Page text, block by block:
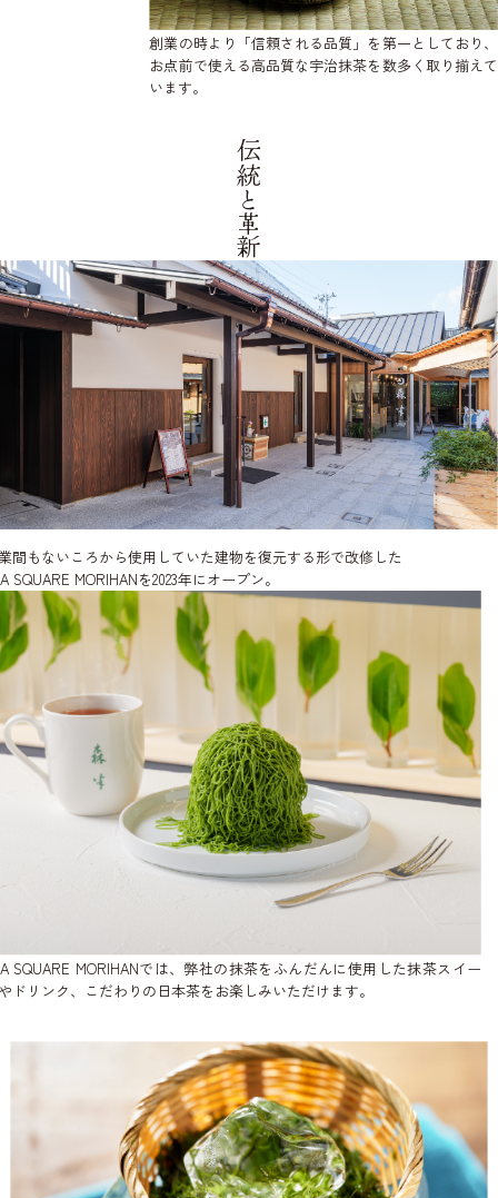
創業の時より「信頼される品質」を第一としており、
お点前で使える高品質な宇治抹茶を数多く取り揃えて
います。
伝統と革新
間もないころから使用していた建物を復元する形で改修した
SQUARE MORIHANを2023年にオープン。
SQUARE MORIHANでは、弊社の抹茶をふんだんに使用した抹茶スイー
ドリンク、こだわりの日本茶をお楽しみいただけます。